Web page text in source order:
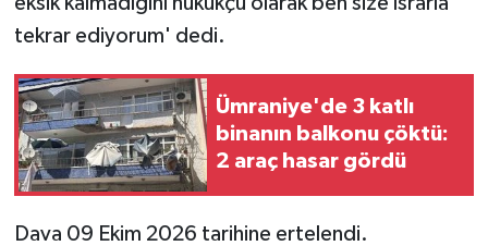
tekrar ediyorum' dedi.
Ümraniye'de 3 katlı
binanın balkonu çöktü:
2 araç hasar gördü
Dava 09 Ekim 2026 tarihine ertelendi.